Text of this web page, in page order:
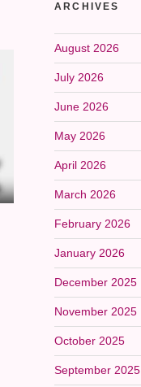
ARCHIVES
August 2026
July 2026
June 2026
May 2026
April 2026
March 2026
February 2026
January 2026
December 2025
November 2025
October 2025
September 2025